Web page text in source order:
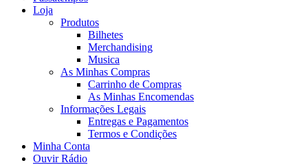
Loja
Produtos
Bilhetes
Merchandising
Musica
As Minhas Compras
Carrinho de Compras
As Minhas Encomendas
Informações Legais
Entregas e Pagamentos
Termos e Condições
Minha Conta
Ouvir Rádio